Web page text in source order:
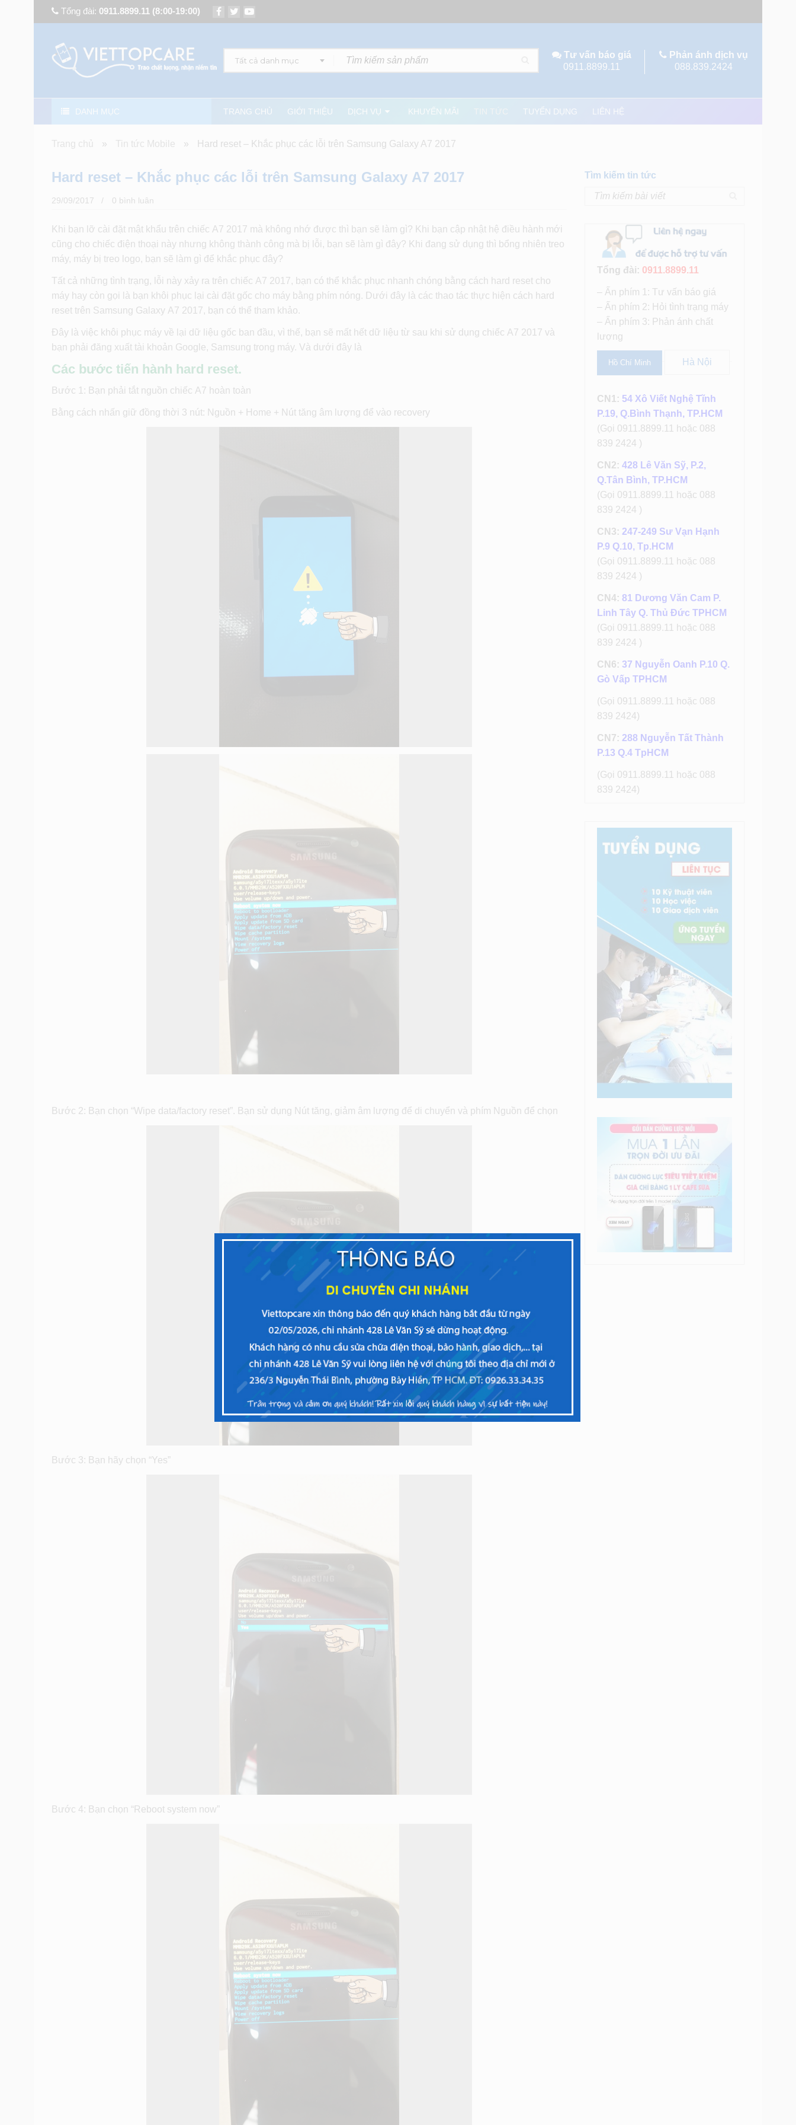
Tổng đài: 0911.8899.11 (8:00-19:00)
Tất cả danh mục
Tư vấn báo giá
0911.8899.11
Phản ánh dịch vụ
088.839.2424
DANH MỤC TRANG CHỦ GIỚI THIỆU DỊCH VỤ KHUYẾN MÃI TIN TỨC TUYỂN DỤNG LIÊN HỆ
Trang chủ » Tin tức Mobile » Hard reset – Khắc phục các lỗi trên Samsung Galaxy A7 2017
Hard reset – Khắc phục các lỗi trên Samsung Galaxy A7 2017
29/09/2017 0 bình luân
Khi bạn lỡ cài đặt mật khẩu trên chiếc A7 2017 mà không nhớ được thì bạn sẽ làm gì? Khi bạn cập nhật hệ điều hành mới
cũng cho chiếc điện thoại này nhưng không thành công mà bị lỗi, bạn sẽ làm gì đây? Khi đang sử dụng thì bổng nhiên treo
máy, máy bị treo logo, bạn sẽ làm gì để khắc phục đây?
Tất cả những tình trạng, lỗi này xảy ra trên chiếc A7 2017, bạn có thể khắc phục nhanh chóng bằng cách hard reset cho
máy hay còn gọi là bạn khôi phục lại cài đặt gốc cho máy bằng phím nóng. Dưới đây là các thao tác thực hiện cách hard
reset trên Samsung Galaxy A7 2017, bạn có thể tham khảo.
Đây là việc khôi phục máy về lại dữ liệu gốc ban đầu, vì thế, bạn sẽ mất hết dữ liệu từ sau khi sử dụng chiếc A7 2017 và
bạn phải đăng xuất tài khoản Google, Samsung trong máy. Và dưới đây là
Các bước tiến hành hard reset.
Bước 1: Bạn phải tắt nguồn chiếc A7 hoàn toàn
Bằng cách nhấn giữ đồng thời 3 nút: Nguồn + Home + Nút tăng âm lượng để vào recovery
Bước 2: Bạn chọn “Wipe data/factory reset”. Bạn sử dụng Nút tăng, giảm âm lượng để di chuyển và phím Nguồn để chọn
Bước 3: Bạn hãy chọn “Yes”
Bước 4: Bạn chọn “Reboot system now”
Tìm kiếm tin tức
Tổng đài: 0911.8899.11
– Ấn phím 1: Tư vấn báo giá
– Ấn phím 2: Hỏi tình trạng máy
– Ấn phím 3: Phản ánh chất
lượng
Hồ Chí Minh Hà Nội
CN1: 54 Xô Viết Nghệ Tĩnh
P.19, Q.Bình Thạnh, TP.HCM
(Gọi 0911.8899.11 hoặc 088
839 2424 )
CN2: 428 Lê Văn Sỹ, P.2,
Q.Tân Bình, TP.HCM
(Gọi 0911.8899.11 hoặc 088
839 2424 )
CN3: 247-249 Sư Vạn Hạnh
P.9 Q.10, Tp.HCM
(Gọi 0911.8899.11 hoặc 088
839 2424 )
CN4: 81 Dương Văn Cam P.
Linh Tây Q. Thủ Đức TPHCM
(Gọi 0911.8899.11 hoặc 088
839 2424 )
CN6: 37 Nguyễn Oanh P.10 Q.
Gò Vấp TPHCM
(Gọi 0911.8899.11 hoặc 088
839 2424)
CN7: 288 Nguyễn Tất Thành
P.13 Q.4 TpHCM
(Gọi 0911.8899.11 hoặc 088
839 2424)